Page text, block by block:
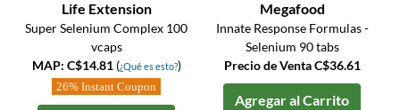
Life Extension
Super Selenium Complex 100
vcaps
MAP: C$14.81 (¿Qué es esto?)
26% Instant Coupon
Megafood
Innate Response Formulas -
Selenium 90 tabs
Precio de Venta C$36.61
Agregar al Carrito